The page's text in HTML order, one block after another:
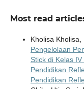
Most read
Kholisa Kholisa,
Pengelolaan
Stick di Kelas
Pendidikan
Pendidikan